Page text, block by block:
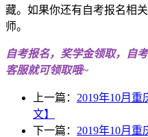
藏。如果你还有自考报名相
师。
自考报名，奖学金领取，自
客服就可领取哦~
上一篇： 2019年10月
文】
下一篇： 2019年10月重